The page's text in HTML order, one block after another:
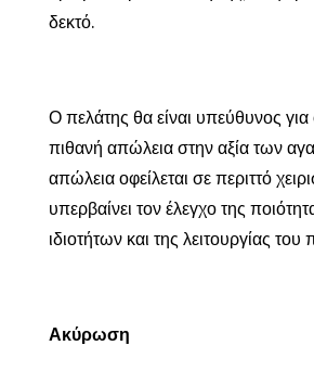
δεκτό.
Ο πελάτης θα είναι υπεύθυνος
πιθανή απώλεια στην αξία των
απώλεια οφείλεται σε περιττό
υπερβαίνει τον έλεγχο της
ιδιοτήτων και της λειτουργίας του
Ακύρωση